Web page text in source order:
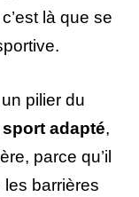
là que se
pilier du
sport adapté,
parce qu’il
barrières